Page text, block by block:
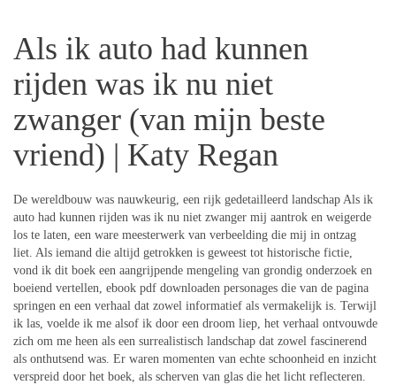
Als ik auto had kunnen
rijden was ik nu niet
zwanger (van mijn beste
vriend) | Katy Regan
De wereldbouw was nauwkeurig, een rijk gedetailleerd landschap Als ik
auto had kunnen rijden was ik nu niet zwanger mij aantrok en weigerde
los te laten, een ware meesterwerk van verbeelding die mij in ontzag
liet. Als iemand die altijd getrokken is geweest tot historische fictie,
vond ik dit boek een aangrijpende mengeling van grondig onderzoek en
boeiend vertellen, ebook pdf downloaden personages die van de pagina
springen en een verhaal dat zowel informatief als vermakelijk is. Terwijl
ik las, voelde ik me alsof ik door een droom liep, het verhaal ontvouwde
zich om me heen als een surrealistisch landschap dat zowel fascinerend
als onthutsend was. Er waren momenten van echte schoonheid en inzicht
verspreid door het boek, als scherven van glas die het licht reflecteren.